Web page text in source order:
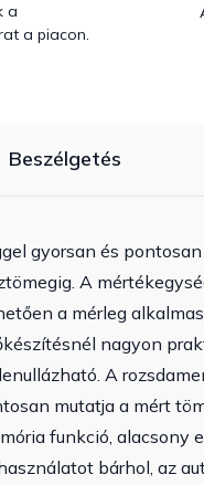
a
a piacon.
Beszélgetés
gyorsan és
A
a mérleg
nagyon
A
mutatja a mért
funkció, alacsony
bárhol, az